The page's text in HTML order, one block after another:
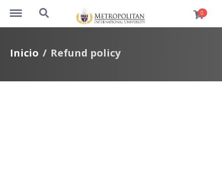
https://www.cursos.metrouni.us/menu
https://www.cursos.metrouni.us/search 0
Inicio Refund policy